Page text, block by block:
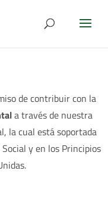
de contribuir con la
a través de nuestra
la cual está soportada
y en los Principios